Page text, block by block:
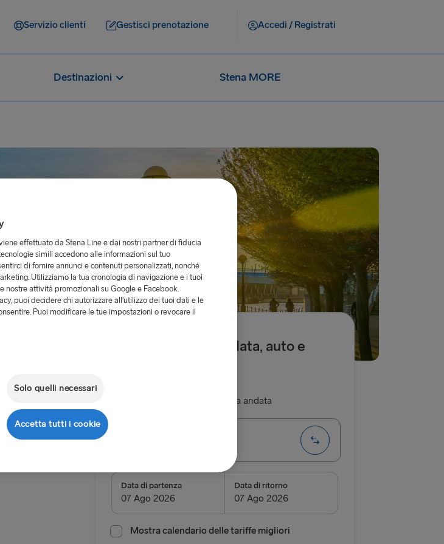
Servizio clienti Gestisci prenotazione Accedi / Registrati
Destinazioni Stena MORE
Da 179.50 € solo andata, auto e
Sola andata
Belfast → Cairnryan
Belfast → Liverpool
Data di partenza Data di ritorno
Mostra calendario delle tariffe migliori
effettuato da Stena Line e dai nostri partner di fiducia
simili accedono alle informazioni sul tuo
di fornire annunci e contenuti personalizzati, nonché
Utilizziamo la tua cronologia di navigazione e i tuoi
nostre attività promozionali su Google e Facebook.
puoi decidere chi autorizzare all’utilizzo dei tuoi dati e le
Puoi modificare le tue impostazioni o revocare il
Solo quelli necessari
Accetta tutti i cookie